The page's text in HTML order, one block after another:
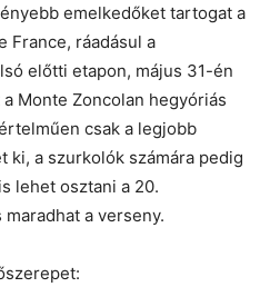
emelkedőket tartogat a
France, ráadásul a
előtti etapon, május 31-én
Monte Zoncolan hegyóriás
csak a legjobb
ki, a szurkolók számára pedig
lehet osztani a 20.
a verseny.